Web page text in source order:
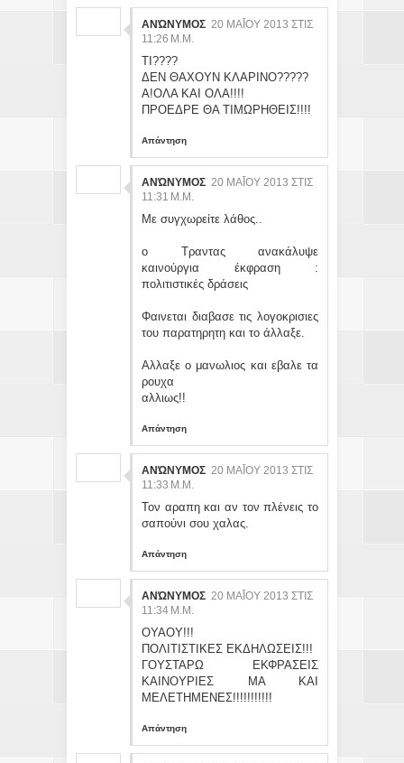
ΑΝΏΝΥΜΟΣ 20 ΜΑΪ́ΟΥ 2013 ΣΤΙΣ 11
:26 Μ.Μ.
ΤΙ????
ΔΕΝ ΘΑΧΟΥΝ ΚΛΑΡΙΝΟ?????
A!ΟΛΑ ΚΑΙ ΟΛΑ!!!!
ΠΡΟΕΔΡΕ ΘΑ ΤΙΜΩΡΗΘΕΙΣ!!!!
Απάντηση
ΑΝΏΝΥΜΟΣ 20 ΜΑΪ́ΟΥ 2013 ΣΤΙΣ 11
:31 Μ.Μ.
Με συγχωρείτε λάθος..
ο Τραντας ανακάλυψε
καινούργια έκφραση :
πολιτιστικές δράσεις
Φαινεται διαβασε τις λογοκρισιες
του παρατηρητη και το άλλαξε.
Αλλαξε ο μανωλιος και εβαλε τα
ρουχα
αλλιως!!
Απάντηση
ΑΝΏΝΥΜΟΣ 20 ΜΑΪ́ΟΥ 2013 ΣΤΙΣ 11
:33 Μ.Μ.
Τον αραπη και αν τον πλένεις το
σαπούνι σου χαλας.
Απάντηση
ΑΝΏΝΥΜΟΣ 20 ΜΑΪ́ΟΥ 2013 ΣΤΙΣ 11
:34 Μ.Μ.
ΟΥΑΟΥ!!!
ΠΟΛΙΤΙΣΤΙΚΕΣ ΕΚΔΗΛΩΣΕΙΣ!!!
ΓΟΥΣΤΑΡΩ ΕΚΦΡΑΣΕΙΣ
ΚΑΙΝΟΥΡΙΕΣ ΜΑ ΚΑΙ
ΜΕΛΕΤΗΜΕΝΕΣ!!!!!!!!!!!
Απάντηση